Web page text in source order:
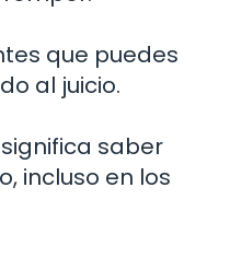
que puedes
al juicio.
saber
incluso en los